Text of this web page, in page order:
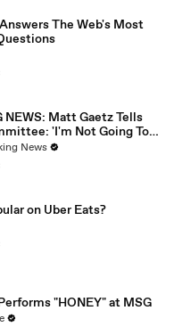
The Web's Most
NEWS: Matt Gaetz Tells
'I'm Not Going To
Resolution'
News
on Uber Eats?
"HONEY" at MSG